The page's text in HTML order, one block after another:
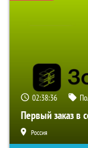
02:38:35
Первый заказ в
Россия